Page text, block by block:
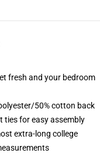
fresh and your bedroom
50% cotton back
ties for easy assembly
extra-long college